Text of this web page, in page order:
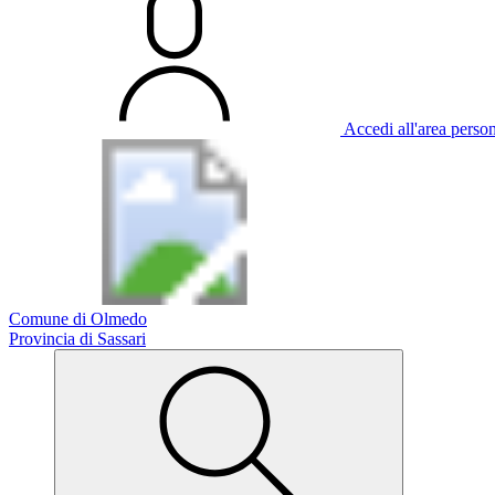
Accedi all'area
Comune di Olmedo
Provincia di Sassari